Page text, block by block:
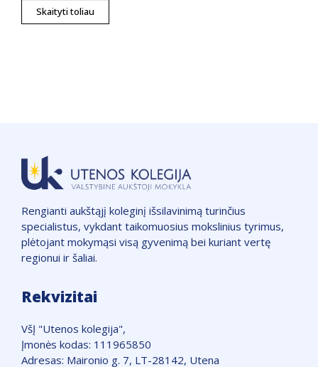
Skaityti toliau
Rengianti aukštąjį koleginį išsilavinimą turinčius
specialistus, vykdant taikomuosius mokslinius tyrimus,
plėtojant mokymąsi visą gyvenimą bei kuriant vertę
regionui ir šaliai.
Rekvizitai
VšĮ "Utenos kolegija",
Įmonės kodas: 111965850
Adresas: Maironio g. 7, LT-28142, Utena